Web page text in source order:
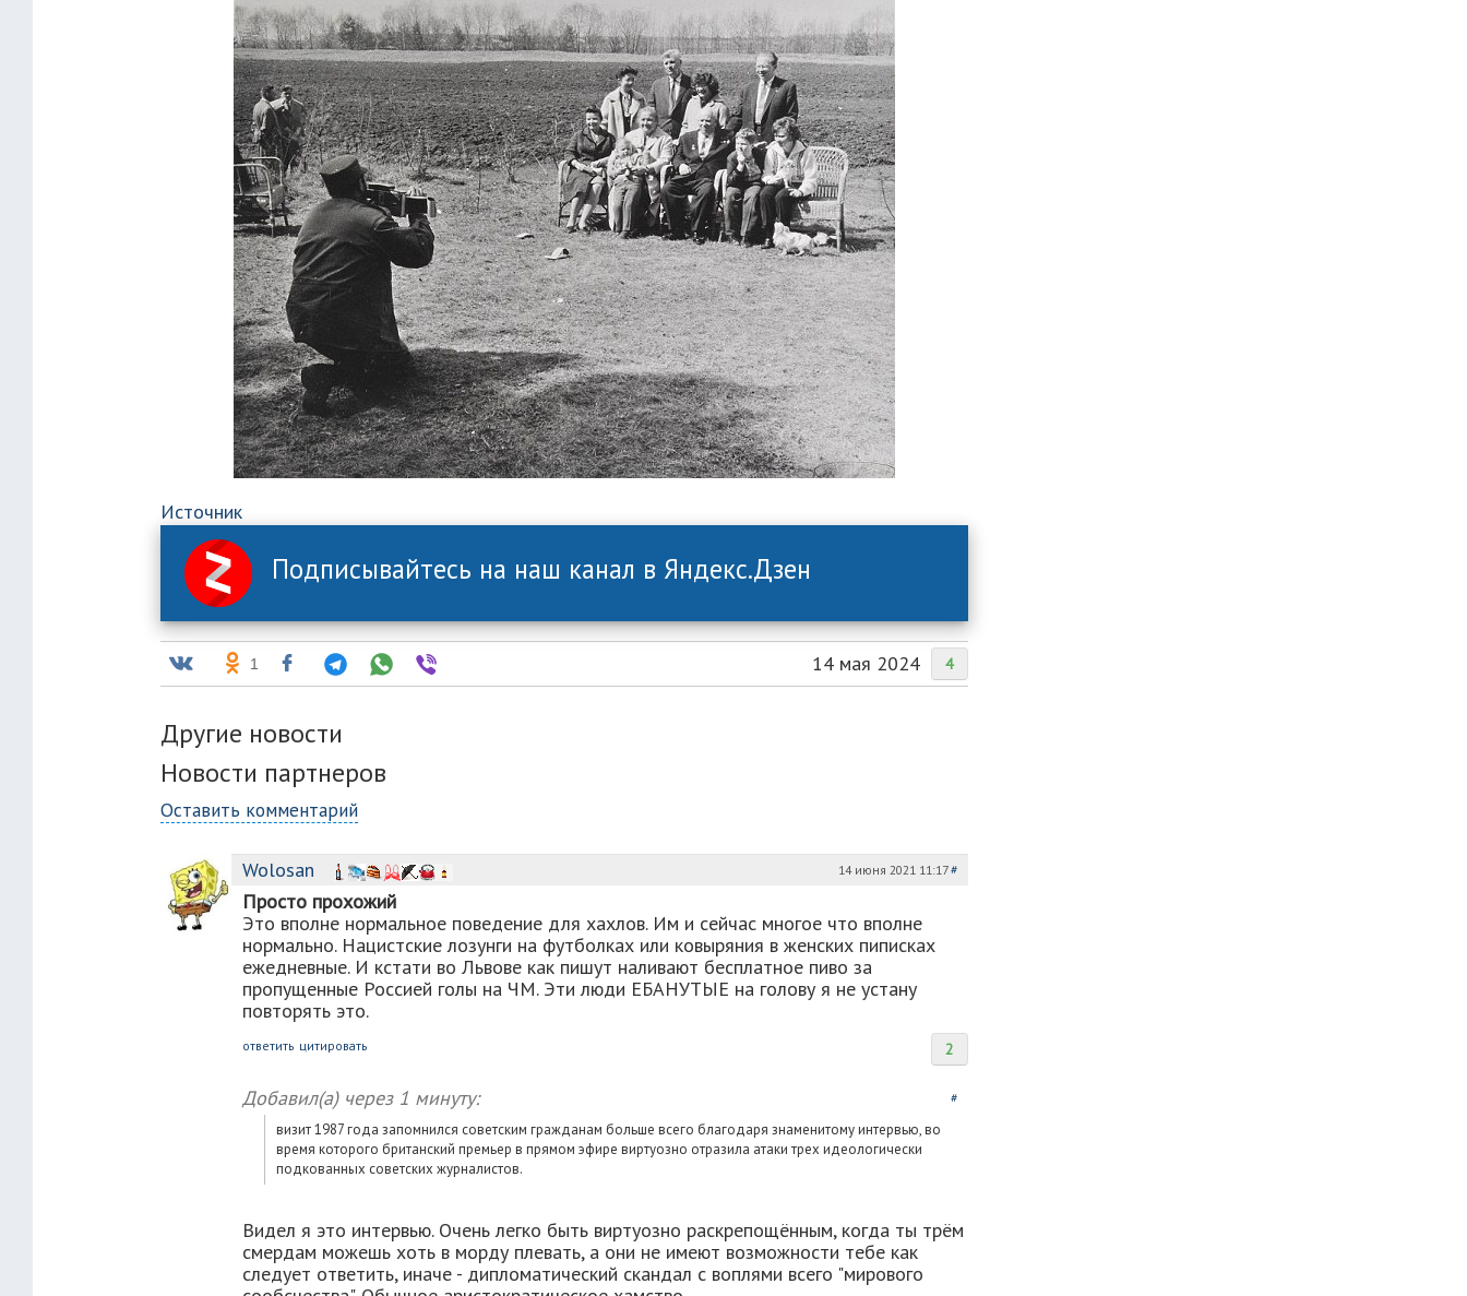
Источник
Подписывайтесь на наш канал в Яндекс.Дзен
4
14 мая 2024
1
Другие новости
Новости партнеров
Оставить комментарий
Wolosan 14 июня 2021 11:17#
Просто прохожий
Это вполне нормальное поведение для хахлов. Им и сейчас многое что вполне
нормально. Нацистские лозунги на футболках или ковыряния в женских пиписках
ежедневные. И кстати во Львове как пишут наливают бесплатное пиво за
пропущенные Россией голы на ЧМ. Эти люди ЕБАНУТЫЕ на голову я не устану
повторять это.
2
ответить цитировать
Добавил(а) через 1 минуту: #
визит 1987 года запомнился советским гражданам больше всего благодаря знаменитому интервью, во
время которого британский премьер в прямом эфире виртуозно отразила атаки трех идеологически
подкованных советских журналистов.
Видел я это интервью. Очень легко быть виртуозно раскрепощённым, когда ты трём
смердам можешь хоть в морду плевать, а они не имеют возможности тебе как
следует ответить, иначе - дипломатический скандал с воплями всего "мирового